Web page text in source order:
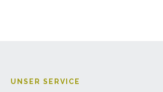
UNSER SERVICE